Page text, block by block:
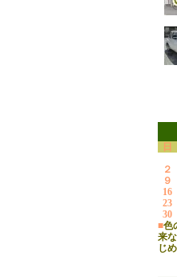
日
２
９
16
23
30
■色
来
じ